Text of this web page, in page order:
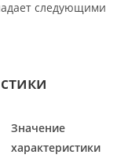
следующими
Значение
характеристики